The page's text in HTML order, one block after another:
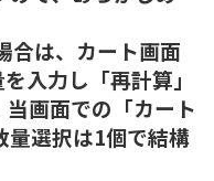
合は、カート画面
入力し「再計算」
画面での「カート
量選択は1個で結構